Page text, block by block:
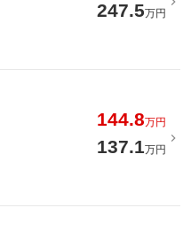
247.5万円
144.8万円
137.1万円